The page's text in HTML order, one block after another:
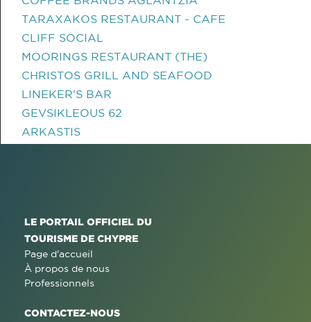
TARAXAKOS RESTAURANT - CAFE
CLIFF SOCIAL
MOORINGS RESTAURANT (THE)
CHRISTOS GRILL AND SEAFOOD
LINEKER'S BAR
GEVSIKLEOUS 62
ARKASTIS
LE PORTAIL OFFICIEL DU
TOURISME DE CHYPRE
Page d'accueil
À propos de nous
Professionnels
CONTACTEZ-NOUS